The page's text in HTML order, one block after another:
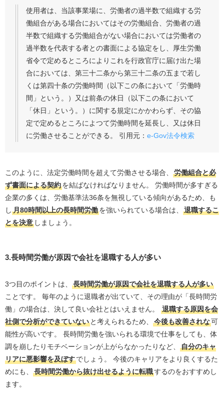
使用者は、当該事業場に、労働者の過半数で組織する労
働組合がある場合においてはその労働組合、労働者の過
半数で組織する労働組合がない場合においては労働者の
過半数を代表する者との書面による協定をし、厚生労働
省令で定めるところによりこれを行政官庁に届け出た場
合においては、第三十二条から第三十二条の五まで若し
くは第四十条の労働時間（以下この条において「労働時
間」という。）又は前条の休日（以下この条において
「休日」という。）に関する規定にかかわらず、その協
定で定めるところによつて労働時間を延長し、又は休日
に労働させることができる。 引用元： e-Gov法令検索
このように、法定労働時間を超えて労働させる場合、
労働組合と必
ず書面による契約を結ばなければなりません。 労働時間が多すぎる
企業の多くは、労働基準法36条を無視している傾向があるため、も
し 月80時間以上の長時間労働を強いられている場合は、
退職するこ
とを決意しましょう。
3.長時間労働が原因で会社を退職する人が多い
3つ目のポイントは、
長時間労働が原因で会社を退職する人が多い
ことです。 毎年のように退職者が出ていて、その理由が「長時間労
働」の場合は、決して良い会社とはいえません。
退職する原因を会
社側で分析ができていないと考えられるため、 今後も改善されな可
能性が高いです。 長時間労働を強いられる環境で仕事をしても、体
調を崩したりモチベーションが上がらなかったりなど、
自分のキャ
リアに悪影響を及ぼすでしょう。 今後のキャリアをより良くするた
めにも、
長時間労働から抜け出せるように転職するのをおすすめし
ます。